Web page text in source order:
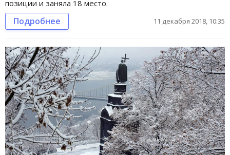
позиции и заняла 18 место.
Подробнее 11 декабря 2018, 10:35